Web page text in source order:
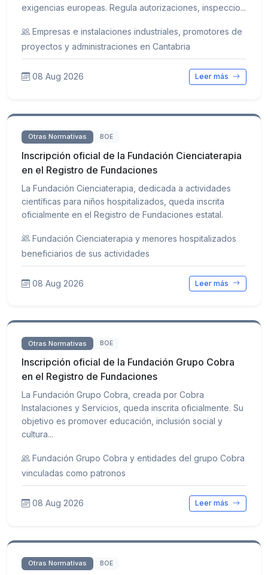
exigencias europeas. Regula autorizaciones, inspeccio...
Empresas e instalaciones industriales, promotores de
proyectos y administraciones en Cantabria
08 Aug 2026 Leer más
Otras Normativas BOE
Inscripción oficial de la Fundación Cienciaterapia
en el Registro de Fundaciones
La Fundación Cienciaterapia, dedicada a actividades
científicas para niños hospitalizados, queda inscrita
oficialmente en el Registro de Fundaciones estatal.
Fundación Cienciaterapia y menores hospitalizados
beneficiarios de sus actividades
08 Aug 2026 Leer más
Otras Normativas BOE
Inscripción oficial de la Fundación Grupo Cobra
en el Registro de Fundaciones
La Fundación Grupo Cobra, creada por Cobra
Instalaciones y Servicios, queda inscrita oficialmente. Su
objetivo es promover educación, inclusión social y
cultura...
Fundación Grupo Cobra y entidades del grupo Cobra
vinculadas como patronos
08 Aug 2026 Leer más
Otras Normativas BOE